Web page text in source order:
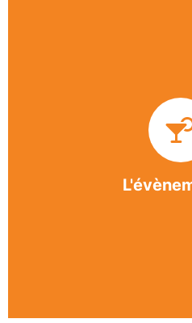
BASE apporte des
originales dans
festivals, conventions,